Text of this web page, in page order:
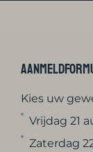
Kies uw
Vrijdag 21
Zaterdag